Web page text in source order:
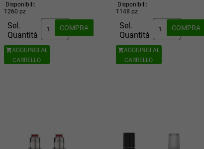
Disponibili:
1260 pz
Sel.
Quantità
AGGIUNGI AL
CARRELLO
COMPRA
Disponibili:
1148 pz
Sel.
Quantità
AGGIUNGI AL
CARRELLO
COMPRA